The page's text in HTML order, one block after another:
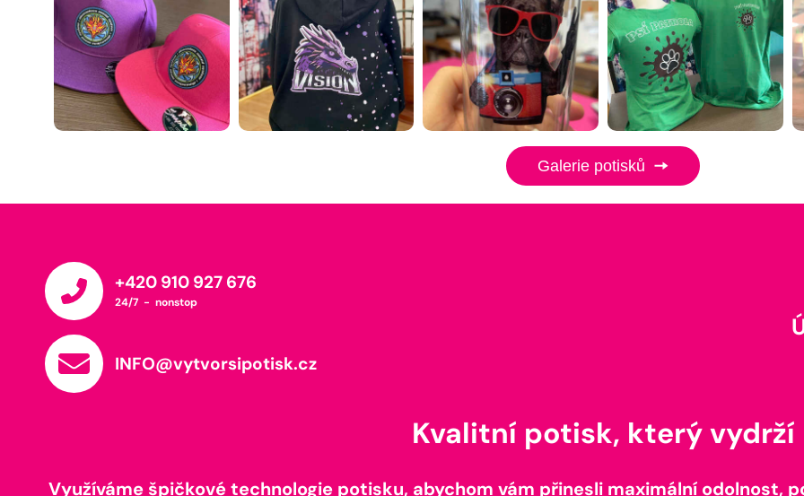
Galerie potisků
+420 910 927 676
24/7 - nonstop
INFO@vytvorsipotisk.cz
Kvalitní potisk, který vydrží
Využíváme špičkové technologie potisku, abychom vám přinesli maximální odolnost,